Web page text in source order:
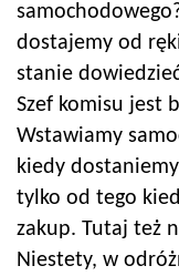
dostajemy od
stanie
Szef komisu jest
Wstawiamy
kiedy
tylko od tego
zakup. Tutaj też
Niestety, w